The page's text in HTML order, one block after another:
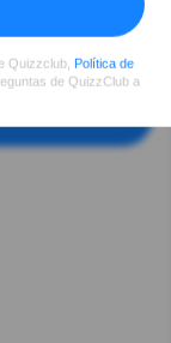
estamos
Quizzclub, Política de
de QuizzClub a